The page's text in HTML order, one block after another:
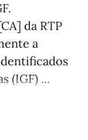
da RTP
a
(IGF) ...